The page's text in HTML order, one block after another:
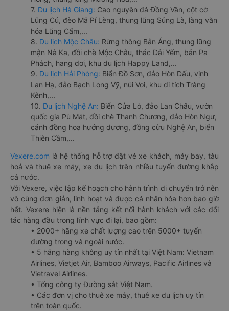
7. Du lịch Hà Giang: Cao nguyên đá Đồng Văn, cột cờ
Lũng Cú, đèo Mã Pí Lèng, thung lũng Sủng Là, làng văn
hóa Lũng Cẩm,...
8. Du lịch Mộc Châu: Rừng thông Bản Áng, thung lũng
mận Nà Ka, đồi chè Mộc Châu, thác Dải Yếm, bản Pa
Phách, hang dơi, khu du lịch Happy Land,...
9. Du lịch Hải Phòng: Biển Đồ Sơn, đảo Hòn Dấu, vịnh
Lan Hạ, đảo Bạch Long Vỹ, núi Voi, khu di tích Tràng
Kênh,...
10. Du lịch Nghệ An: Biển Cửa Lò, đảo Lan Châu, vườn
quốc gia Pù Mát, đồi chè Thanh Chương, đảo Hòn Ngư,
cánh đồng hoa hướng dương, đồng cừu Nghệ An, biển
Thiên Cầm,...
Vexere.com là hệ thống hỗ trợ đặt vé xe khách, máy bay, tàu
hoả và thuê xe máy, xe du lịch trên nhiều tuyến đường khắp
cả nước.
Với Vexere, việc lập kế hoạch cho hành trình di chuyển trở nên
vô cùng đơn giản, linh hoạt và được cá nhân hóa hơn bao giờ
hết. Vexere hiện là nền tảng kết nối hành khách với các đối
tác hàng đầu trong lĩnh vực đi lại, bao gồm:
• 2000+ hãng xe chất lượng cao trên 5000+ tuyến
đường trong và ngoài nước.
• 5 hãng hàng không uy tín nhất tại Việt Nam: Vietnam
Airlines, Vietjet Air, Bamboo Airways, Pacific Airlines và
Vietravel Airlines.
• Tổng công ty Đường sắt Việt Nam.
• Các đơn vị cho thuê xe máy, thuê xe du lịch uy tín
trên toàn quốc.